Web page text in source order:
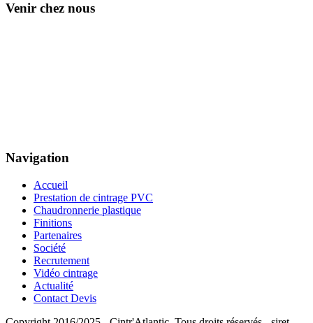
Venir chez nous
Navigation
Accueil
Prestation de cintrage PVC
Chaudronnerie plastique
Finitions
Partenaires
Société
Recrutement
Vidéo cintrage
Actualité
Contact Devis